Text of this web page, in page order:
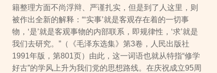
籍整理方面不尚浮辩、严谨扎实，但是到了人这里，则
被作出全新的解释：“‘实事’就是客观存在着的一切事
物，‘是’就是客观事物的内部联系，即规律性，‘求’就是
我们去研究。”（《毛泽东选集》第3卷，人民出版社
1991年版，第801页）由此，这一词语也就从特指“修学
好古”的学风上升为我们党的思想路线。在庆祝成立95周